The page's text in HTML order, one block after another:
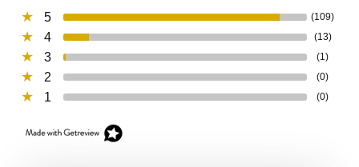
5
(109)
4 (13)
3 (1)
2 (0)
1 (0)